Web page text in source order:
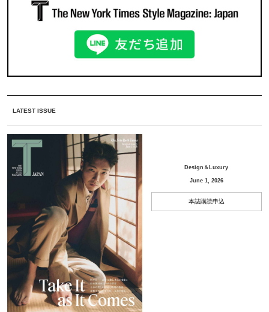
LATEST ISSUE
Design＆Luxury
June 1, 2026
本誌購読申込